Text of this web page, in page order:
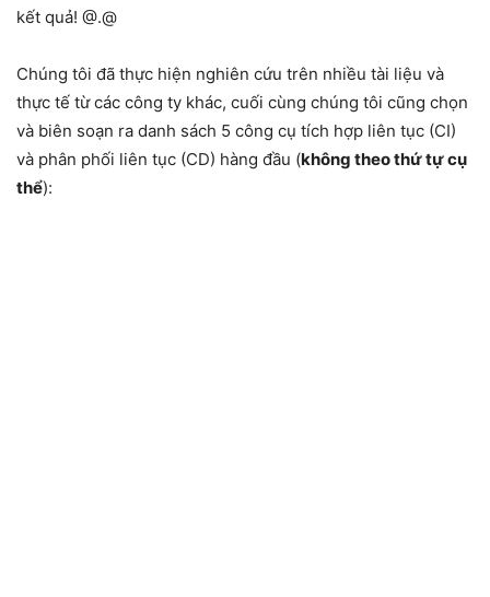
kết quả! @.@
Chúng tôi đã thực hiện nghiên cứu trên nhiều tài liệu và
thực tế từ các công ty khác, cuối cùng chúng tôi cũng chọn
và biên soạn ra danh sách 5 công cụ tích hợp liên tục (CI)
và phân phối liên tục (CD) hàng đầu (không theo thứ tự cụ
thể):